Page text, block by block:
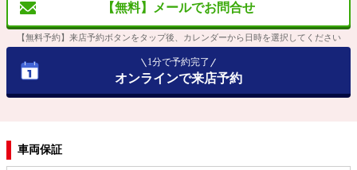
【無料】メールでお問合せ
【無料予約】来店予約ボタンをタップ後、カレンダーから日時を選択してください
1分で予約完了
オンラインで来店予約
車両保証